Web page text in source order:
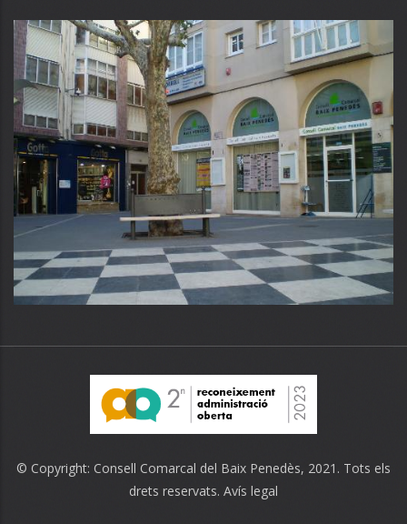
© Copyright: Consell Comarcal del Baix Penedès, 2021. Tots els
drets reservats. Avís legal